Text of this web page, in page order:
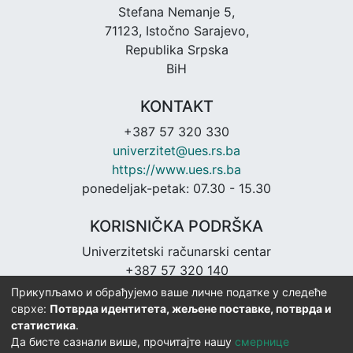
Stefana Nemanje 5,
71123, Istočno Sarajevo,
Republika Srpska
BiH
KONTAKT
+387 57 320 330
univerzitet@ues.rs.ba
https://www.ues.rs.ba
ponedeljak-petak: 07.30 - 15.30
KORISNIČKA PODRŠKA
Univerzitetski računarski centar
+387 57 320 140
urc@ues.rs.ba
https://urc.ues.rs.ba
Прикупљамо и обрађујемо ваше личне податке у следеће
сврхе: Потврда идентитета, жељене поставке, потврда и
статистика.
Да бисте сазнали више, прочитајте нашу смернице